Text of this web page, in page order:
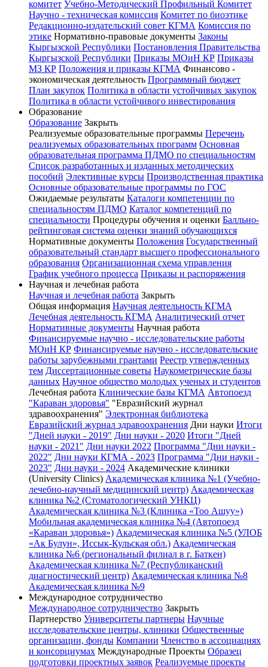
комитет Учебно-Методический Профильный Комитет
Научно - техническая комиссия Комитет по биоэтике
Редакционно-издательский совет КГМА Комиссия по
этике Нормативно-правовые документы Законы
Кыргызской Республики Постановления Правительства
Кыргызской Республики Приказы МОиН КР Приказы
МЗ КР Положения и приказы КГМА Финансово -
экономическая деятельность Программный бюджет
План закупок Политика в области устойчивых закупок
Политика в области устойчивого инвестирования
Образование
Образование Закрыть
Реализуемые образовательные программы Перечень
реализуемых образовательных программ Основная
образовательная программа ПДМО по специальностям
Список разработанных и изданных методических
пособий Элективные курсы Производственная практика
Основные образовательные программы по ГОС
Ожидаемые результаты Каталоги компетенции по
специальностям ПДМО Каталог компетенций по
специальности Процедуры обучения и оценки Балльно-
рейтинговая система оценки знаний обучающихся
Нормативные документы Положения Государственный
образовательный стандарт высшего профессионального
образования Организационная схема управления
График учебного процесса Приказы и распоряжения
Научная и лечебная работа
Научная и лечебная работа Закрыть
Общая информация Научная деятельность КГМА
Лечебная деятельность КГМА Аналитический отчет
Нормативные документы Научная работа
Финансируемые научно - исследовательские работы
МОиН КР Финансируемые научно - исследовательские
работы зарубежными грантами Реестр утвержденных
тем Диссертационные советы Наукометрические базы
данных Научное общество молодых ученых и студентов
Лечебная работа Клинические базы КГМА Автопоезд
"Караван здоровья" "Евразийский журнал
здравоохранения" Электронная библиотека
Евразийский журнал здравоохранения Дни науки Итоги
"Дней науки - 2019" Дни науки - 2020 Итоги "Дней
науки - 2021" Дни науки 2022 Программа "Дни науки -
2022" Дни науки КГМА - 2023 Программа "Дни науки -
2023" Дни науки - 2024 Академические клиники
(University Clinics) Академическая клиника №1 (Учебно-
лечебно-научный медицинский центр) Академическая
клиника №2 (Стоматологический УНКЦ)
Академическая клиника №3 (Клиника «Тоо Ашуу»)
Мобильная академическая клиника №4 (Автопоезд
«Караван здоровья») Академическая клиника №5 (УЛОБ
«Ак Булун», Иссык-Кульская обл.) Академическая
клиника №6 (региональный филиал в г. Баткен)
Академическая клиника №7 (Республиканский
диагностический центр) Академическая клиника №8
Академическая клиника №9
Международное сотрудничество
Международное сотрудничество Закрыть
Партнерство Университеты партнеры Научные
исследовательские центры, клиники Общественные
организации, фонды Компании Членство в ассоциациях
и консорциумах Международные Проекты Образец
подготовки проектных заявок Реализуемые проекты